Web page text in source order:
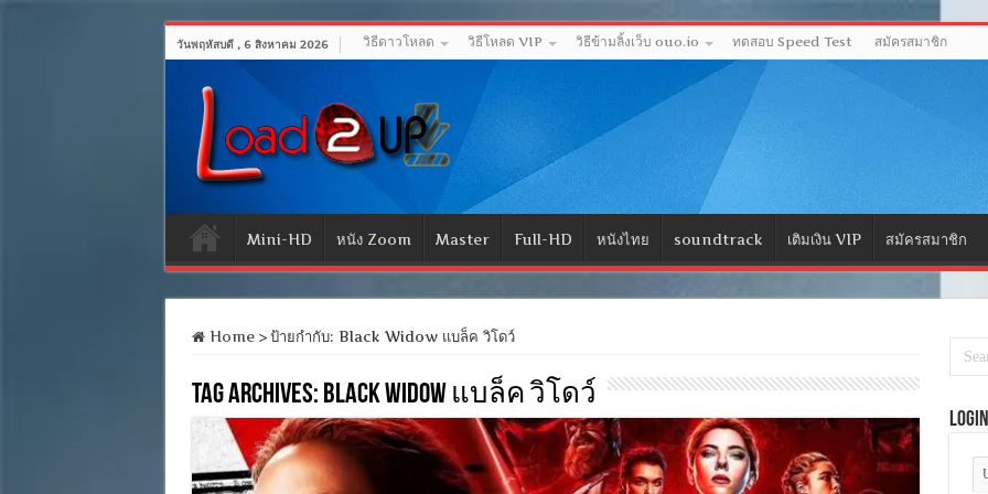
วันพฤหัสบดี , 6 สิงหาคม 2026 วิธีดาวโหลด วิธีโหลด VIP วิธีข้ามลิ้งเว็บ ouo.io ทดสอบ Speed Test สมัครสมาชิก
Mini-HD หนัง Zoom Master Full-HD หนังไทย soundtrack เติมเงิน VIP สมัครสมาชิก
Home > ป้ายกำกับ: Black Widow แบล็ค วิโดว์
Tag Archives: Black Widow แบล็ค วิโดว์
Login